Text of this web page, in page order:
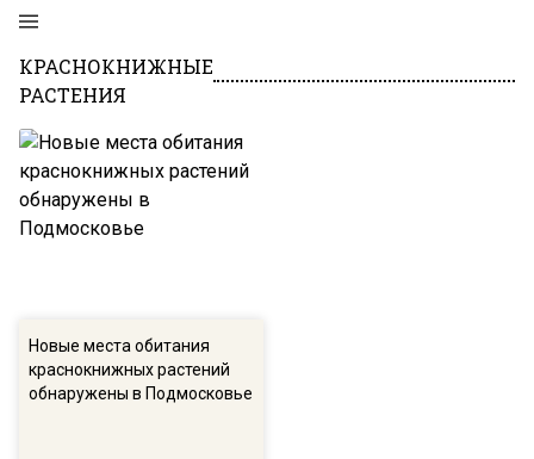
КРАСНОКНИЖНЫЕ
РАСТЕНИЯ
Новые места обитания
краснокнижных растений
обнаружены в Подмосковье